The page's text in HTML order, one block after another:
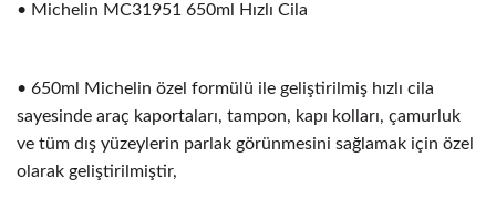
• Michelin MC31951 650ml Hızlı Cila
• 650ml Michelin özel formülü ile geliştirilmiş hızlı cila
sayesinde araç kaportaları, tampon, kapı kolları, çamurluk
ve tüm dış yüzeylerin parlak görünmesini sağlamak için özel
olarak geliştirilmiştir,